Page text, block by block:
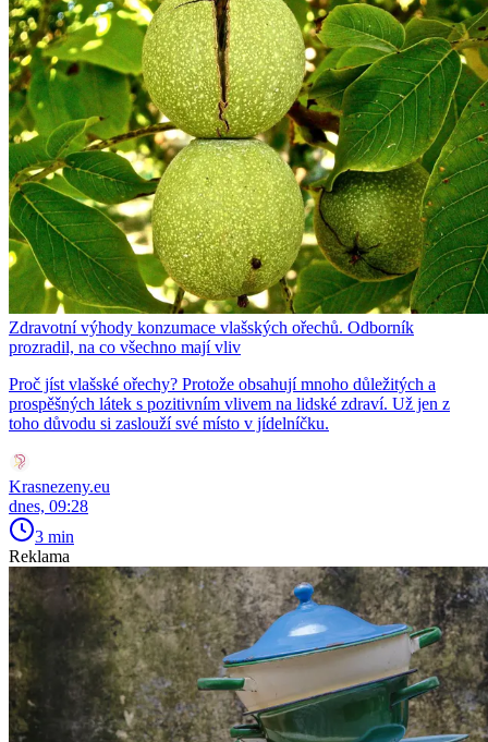
Zdravotní výhody konzumace vlašských ořechů. Odborník
prozradil, na co všechno mají vliv
Proč jíst vlašské ořechy? Protože obsahují mnoho důležitých a
prospěšných látek s pozitivním vlivem na lidské zdraví. Už jen z
toho důvodu si zaslouží své místo v jídelníčku.
Krasnezeny.eu
dnes, 09:28
3 min
Reklama